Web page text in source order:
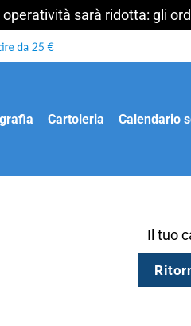
sarà ridotta: gli
Cartoleria Calendario
Il tuo